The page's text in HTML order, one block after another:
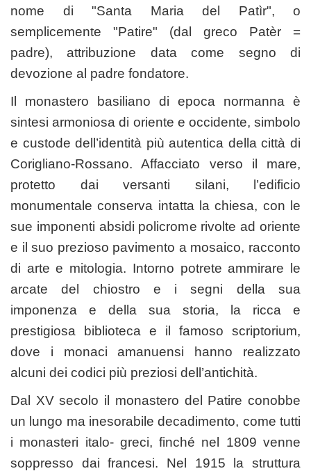
nome di "Santa Maria del Patìr", o
semplicemente "Patire" (dal greco Patèr =
padre), attribuzione data come segno di
devozione al padre fondatore.
Il monastero basiliano di epoca normanna è
sintesi armoniosa di oriente e occidente, simbolo
e custode dell’identità più autentica della città di
Corigliano-Rossano. Affacciato verso il mare,
protetto dai versanti silani, l’edificio
monumentale conserva intatta la chiesa, con le
sue imponenti absidi policrome rivolte ad oriente
e il suo prezioso pavimento a mosaico, racconto
di arte e mitologia. Intorno potrete ammirare le
arcate del chiostro e i segni della sua
imponenza e della sua storia, la ricca e
prestigiosa biblioteca e il famoso scriptorium,
dove i monaci amanuensi hanno realizzato
alcuni dei codici più preziosi dell’antichità.
Dal XV secolo il monastero del Patire conobbe
un lungo ma inesorabile decadimento, come tutti
i monasteri italo- greci, finché nel 1809 venne
soppresso dai francesi. Nel 1915 la struttura